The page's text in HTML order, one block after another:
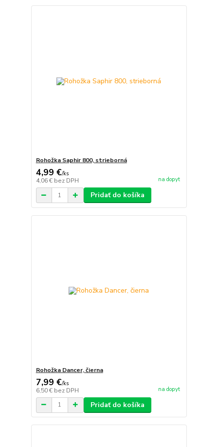
Rohožka Saphir 800, strieborná
4,99 €/ks
4,06 € bez DPH na dopyt
Pridať do košíka
Rohožka Dancer, čierna
7,99 €/ks
6,50 € bez DPH na dopyt
Pridať do košíka